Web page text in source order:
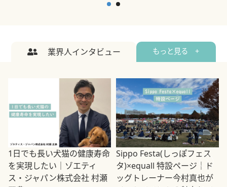
業界人インタビュー もっと見る +
1日でも長い犬猫の健康寿命
を実現したい｜ゾエティ
ス・ジャパン株式会社 村瀬
Sippo Festa(しっぽフェス
タ)×equall 特設ページ｜ド
ッグトレーナー今村真也が